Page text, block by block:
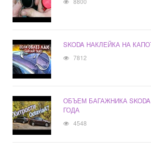
SKODA НАКЛЕЙКА НА
7812
ОБЪЕМ БАГАЖНИКА SKODA
ГОДА
4548